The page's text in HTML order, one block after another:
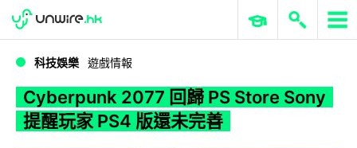
WWDC 2026 ERP 與商業 AI
科技娛樂 遊戲情報
Cyberpunk 2077 回歸 PS Store Sony
提醒玩家 PS4 版還未完善